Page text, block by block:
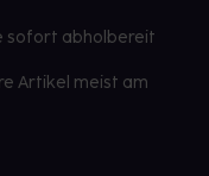
sofort abholbereit
Artikel meist am